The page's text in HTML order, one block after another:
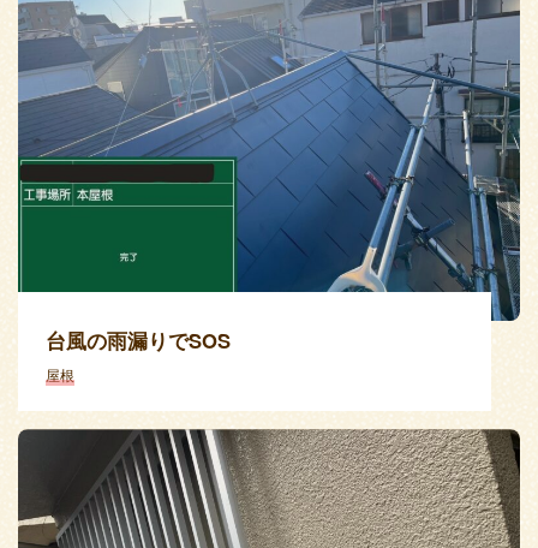
台風の雨漏りでSOS
屋根